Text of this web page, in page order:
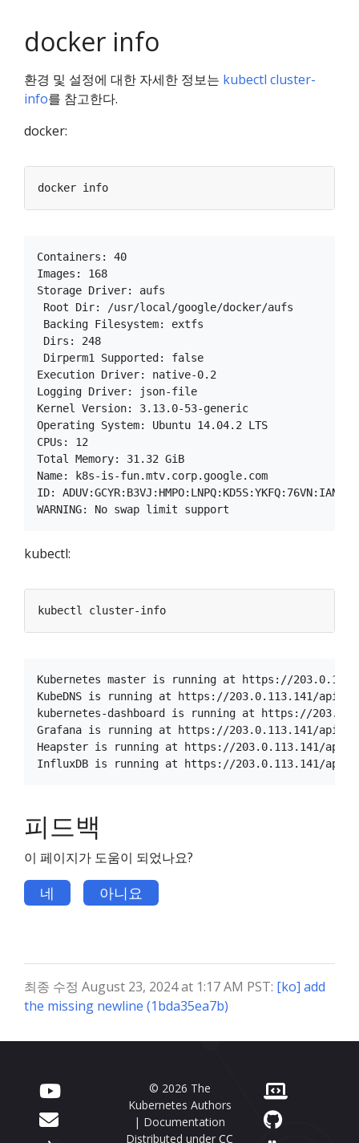
docker info
환경 및 설정에 대한 자세한 정보는 kubectl cluster-
info를 참고한다.
docker:
Containers: 40
Images: 168
Storage Driver: aufs
Root Dir: /usr/local/google/docker/aufs
Backing Filesystem: extfs
Dirs: 248
Dirperm1 Supported: false
Execution Driver: native-0.2
Logging Driver: json-file
Kernel Version: 3.13.0-53-generic
Operating System: Ubuntu 14.04.2 LTS
CPUs: 12
Total Memory: 31.32 GiB
Name: k8s-is-fun.mtv.corp.google.com
ID:
kubectl:
Kubernetes master is running at https://
KubeDNS is running at https://203.0.113.141/api/
kubernetes-dashboard is running at https://
Grafana is running at https://203.0.113.141/api/v1/
Heapster is running at https://203.0.113.141/api/
피드백
이 페이지가 도움이 되었나요?
네 아니요
최종 수정 August 23, 2024 at 1:17 AM PST: [ko] add
the missing newline (1bda35ea7b)
© 2026 The
Kubernetes Authors
| Documentation
Distributed under CC